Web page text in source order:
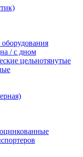
оборудования
/ с дном
цельнотянутые